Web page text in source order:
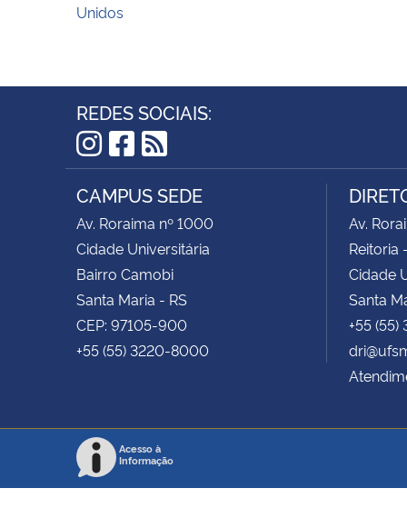
Unidos
REDES SOCIAIS:
Instagram
Facebook
RSS
CAMPUS SEDE
Av. Roraima nº 1000
Cidade Universitária
Bairro Camobi
Santa Maria - RS
CEP: 97105-900
+55 (55) 3220-8000
Av.
Reitoria
Cidade
Santa
+55
Acesso à
Informação